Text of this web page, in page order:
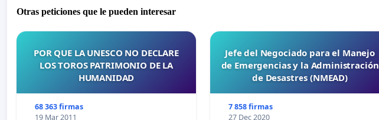
Otras peticiones que le pueden interesar
POR QUE LA UNESCO NO DECLARE
LOS TOROS PATRIMONIO DE LA
HUMANIDAD
68 363 firmas
19 Mar 2011
Jefe del Negociado para el Manejo
de Emergencias y la Administración
de Desastres (NMEAD)
7 858 firmas
27 Dec 2020